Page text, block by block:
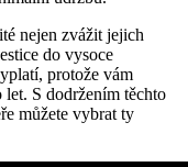
nejen zvážit jejich
do vysoce
protože vám
S dodržením těchto
můžete vybrat ty